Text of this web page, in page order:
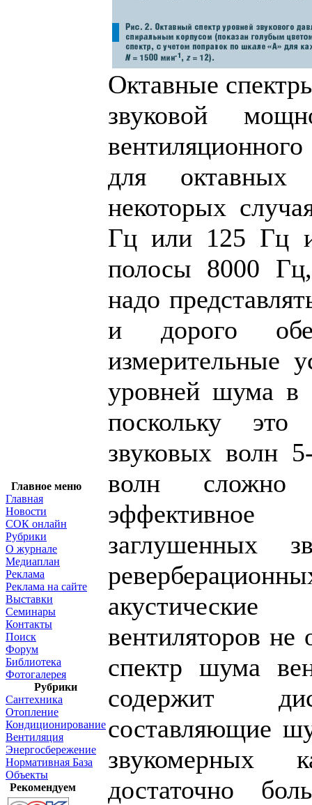
Главное меню
Главная
Новости
СОК онлайн
Рубрики
О журнале
Медиаплан
Реклама
Реклама на сайте
Выставки
Семинары
Контакты
Поиск
Форум
Библиотека
Фотогалерея
Рубрики
Сантехника
Отопление
Кондиционирование
Вентиляция
Энергосбережение
Нормативная База
Объекты
Рекомендуем
Октавные
звуковой
для
некоторых
Гц или 125 Гц
полосы 8000
надо
и дорого
измерительные
уровней шума в
поскольку это
звуковых волн
волн
заглушенных
вентиляторов не
спектр шума
содержит
составляющие
звукомерных
достаточно